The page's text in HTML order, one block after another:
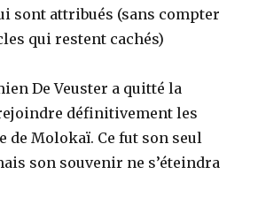
sont attribués (sans compter
qui restent cachés)
De Veuster a quitté la
définitivement les
de Molokaï. Ce fut son seul
son souvenir ne s’éteindra